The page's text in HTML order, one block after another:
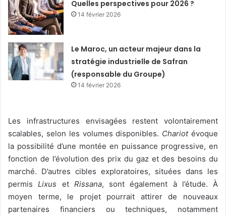
Quelles perspectives pour 2026 ?
14 février 2026
Le Maroc, un acteur majeur dans la
stratégie industrielle de Safran
(responsable du Groupe)
14 février 2026
Les infrastructures envisagées restent volontairement
scalables, selon les volumes disponibles. Chariotévoque
la possibilité d’une montée en puissance progressive, en
fonction de l’évolution des prix du gaz et des besoins du
marché. D’autres cibles exploratoires, situées dans les
permisLixus et Rissana, sont également à l’étude. À
moyen terme, le projet pourrait attirer de nouveaux
partenaires financiers ou techniques, notamment